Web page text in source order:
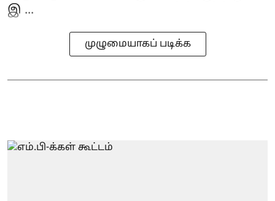
இ ...
முழுமையாகப் படிக்க